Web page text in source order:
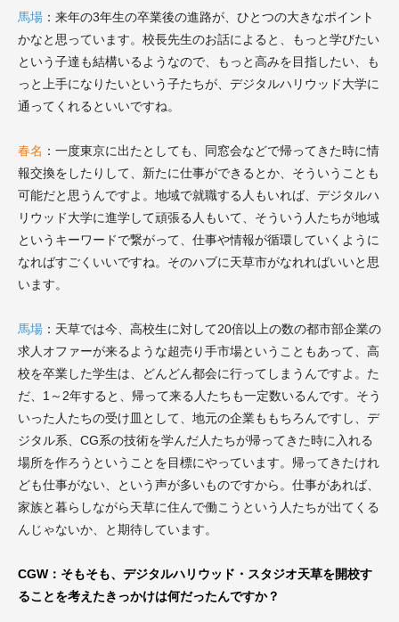
馬場 ：来年の3年生の卒業後の進路が、ひとつの大きなポイント
かなと思っています。校長先生のお話によると、もっと学びたい
という子達も結構いるようなので、もっと高みを目指したい、も
っと上手になりたいという子たちが、デジタルハリウッド大学に
通ってくれるといいですね。
春名 ：一度東京に出たとしても、同窓会などで帰ってきた時に情
報交換をしたりして、新たに仕事ができるとか、そういうことも
可能だと思うんですよ。地域で就職する人もいれば、デジタルハ
リウッド大学に進学して頑張る人もいて、そういう人たちが地域
というキーワードで繋がって、仕事や情報が循環していくように
なればすごくいいですね。そのハブに天草市がなれればいいと思
います。
馬場 ：天草では今、高校生に対して20倍以上の数の都市部企業の
求人オファーが来るような超売り手市場ということもあって、高
校を卒業した学生は、どんどん都会に行ってしまうんですよ。た
だ、1～2年すると、帰って来る人たちも一定数いるんです。そう
いった人たちの受け皿として、地元の企業ももちろんですし、デ
ジタル系、CG系の技術を学んだ人たちが帰ってきた時に入れる
場所を作ろうということを目標にやっています。帰ってきたけれ
ども仕事がない、という声が多いものですから。仕事があれば、
家族と暮らしながら天草に住んで働こうという人たちが出てくる
んじゃないか、と期待しています。
CGW：そもそも、デジタルハリウッド・スタジオ天草を開校す
ることを考えたきっかけは何だったんですか？